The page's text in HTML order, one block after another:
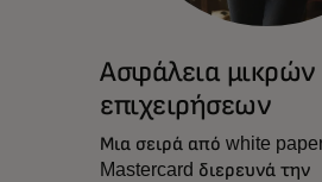
Ασφάλεια μικρών
επιχειρήσεων
Μια σειρά από white
Mastercard διερευνά την